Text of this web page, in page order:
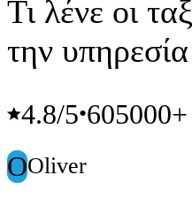
Τι λένε οι
την
4.8/5•605000+
OOliver